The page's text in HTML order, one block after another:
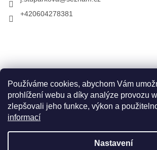
Používáme cookies, abychom Vám
prohlížení webu a díky analýze provozu
zlepšovali jeho funkce, výkon a
informací
Nastavení
V zahradnictví je možné osobně vybírat
dopravou. Otevřeno máme ve středu, v
+420604278381